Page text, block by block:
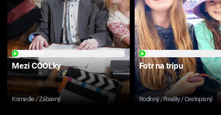
Mezi COOLky
Komedie / Zábavný
Fotr na tripu
Rodinný / Reality / Cestopisný